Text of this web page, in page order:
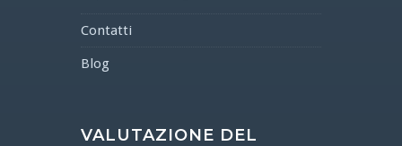
Contatti
Blog
VALUTAZIONE DEL